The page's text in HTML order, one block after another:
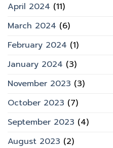
April 2024 (11)
March 2024 (6)
February 2024 (1)
January 2024 (3)
November 2023 (3)
October 2023 (7)
September 2023 (4)
August 2023 (2)